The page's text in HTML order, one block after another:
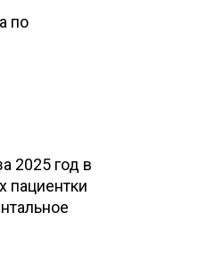
по
2025 год в
пациентки